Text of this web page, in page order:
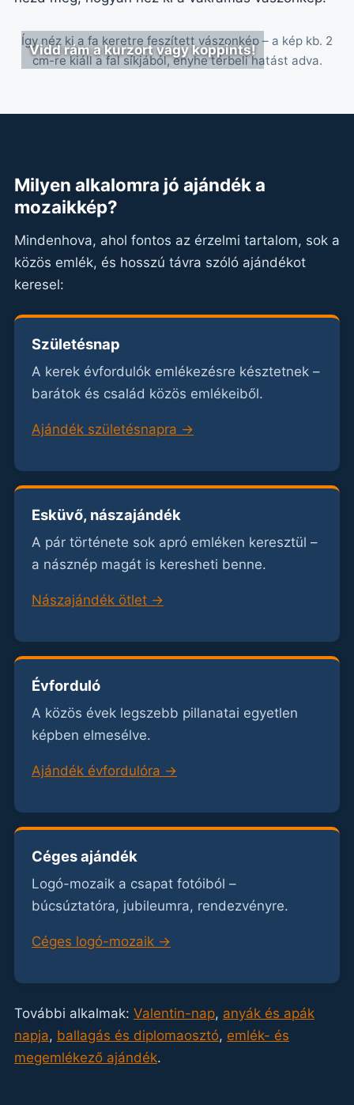
Vidd rám a kurzort vagy koppints!
Így néz ki a fa keretre feszített vászonkép – a kép kb. 2
cm-re kiáll a fal síkjából, enyhe térbeli hatást adva.
Milyen alkalomra jó ajándék a
mozaikkép?
Mindenhova, ahol fontos az érzelmi tartalom, sok a
közös emlék, és hosszú távra szóló ajándékot
keresel:
Születésnap
A kerek évfordulók emlékezésre késztetnek –
barátok és család közös emlékeiből.
Ajándék születésnapra →
Esküvő, nászajándék
A pár története sok apró emléken keresztül –
a násznép magát is keresheti benne.
Nászajándék ötlet →
Évforduló
A közös évek legszebb pillanatai egyetlen
képben elmesélve.
Ajándék évfordulóra →
Céges ajándék
Logó-mozaik a csapat fotóiból –
búcsúztatóra, jubileumra, rendezvényre.
Céges logó-mozaik →
További alkalmak: Valentin-nap, anyák és apák
napja, ballagás és diplomaosztó, emlék- és
megemlékező ajándék.